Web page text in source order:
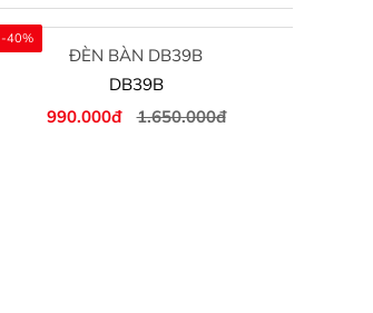
-40%
ĐÈN BÀN DB39B
DB39B
990.000đ
1.650.000đ